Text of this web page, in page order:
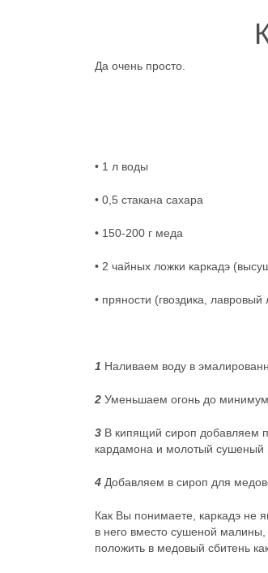
Да очень просто.
• 1 л воды
• 0,5 стакана сахара
• 150-200 г меда
• 2 чайных ложки каркадэ
• пряности (гвоздика,
1 Наливаем воду в
2 Уменьшаем огонь до
3 В кипящий сироп добавляем
кардамона и молотый сушеный
4 Добавляем в сироп для
Как Вы понимаете, каркадэ не
в него вместо сушеной малины,
положить в медовый сбитень